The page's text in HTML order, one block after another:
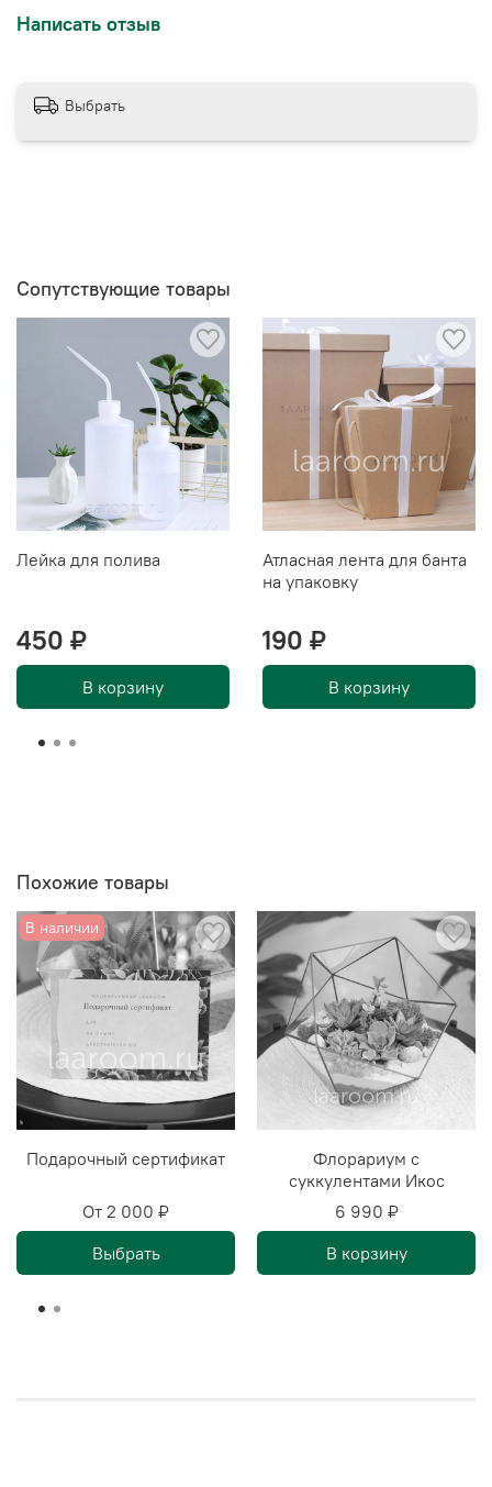
Написать отзыв
Выбрать
Сопутствующие товары
Лейка для полива
450 ₽
В корзину
Атласная лента для банта
на упаковку
190 ₽
В корзину
Похожие товары
В наличии
Подарочный сертификат
От 2 000 ₽
Выбрать
Флорариум с
суккулентами Икос
6 990 ₽
В корзину